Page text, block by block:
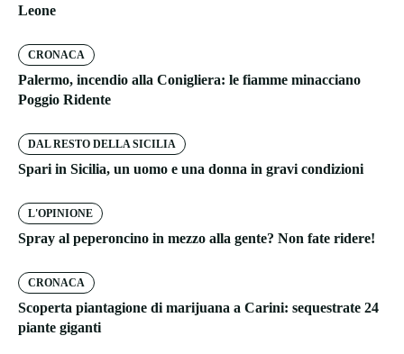
Leone
CRONACA
Palermo, incendio alla Conigliera: le fiamme minacciano
Poggio Ridente
DAL RESTO DELLA SICILIA
Spari in Sicilia, un uomo e una donna in gravi condizioni
L'OPINIONE
Spray al peperoncino in mezzo alla gente? Non fate ridere!
CRONACA
Scoperta piantagione di marijuana a Carini: sequestrate 24
piante giganti